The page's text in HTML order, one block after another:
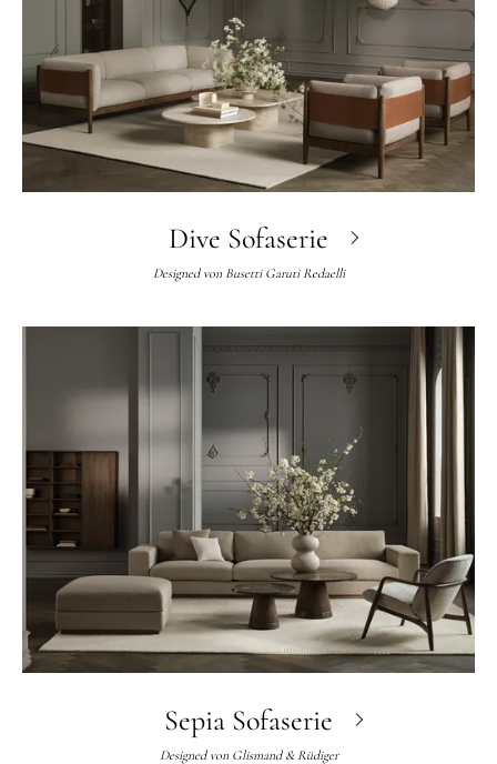
Dive Sofaserie
Designed von Busetti Garuti Redaelli
Sepia Sofaserie
Designed von Glismand & Rüdiger